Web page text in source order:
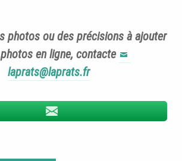
photos ou des précisions à ajouter
en ligne, contacte
laprats@laprats.fr